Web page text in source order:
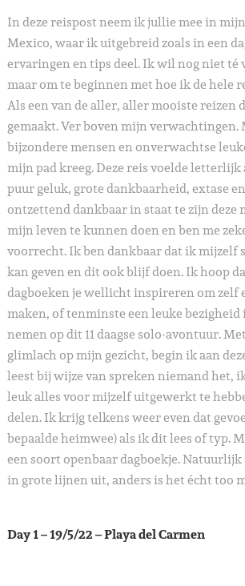
In deze reispost neem ik jullie mee in
Mexico, waar ik uitgebreid zoals in een
ervaringen en tips deel. Ik wil nog niet té
maar om te beginnen met hoe ik de hele
Als een van de aller, aller mooiste reizen
gemaakt. Ver boven mijn verwachtingen.
bijzondere mensen en onverwachtse
mijn pad kreeg. Deze reis voelde letterlijk
puur geluk, grote dankbaarheid, extase
ontzettend dankbaar in staat te zijn deze
mijn leven te kunnen doen en ben me
voorrecht. Ik ben dankbaar dat ik mijzelf
kan geven en dit ook blijf doen. Ik hoop
dagboeken je wellicht inspireren om zelf
maken, of tenminste een leuke bezigheid
nemen op dit 11 daagse solo-avontuur.
glimlach op mijn gezicht, begin ik aan
leest bij wijze van spreken niemand het,
leuk alles voor mijzelf uitgewerkt te
delen. Ik krijg telkens weer even dat
bepaalde heimwee) als ik dit lees of typ.
een soort openbaar dagboekje.
in grote lijnen uit, anders is het écht too
Day 1 – 19/5/22 – Playa del Carmen